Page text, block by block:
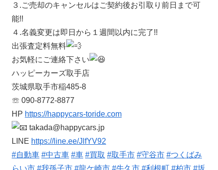
３.ご売却のキャンセルはご契約後お引取り前日まで可
能!!
４.名義変更は即日から１週間以内に完了!!
出張査定料無料
お気軽にご連絡下さい
ハッピーカーズ取手店
茨城県取手市稲485-8
☏ 090-8772-8877
HP https://happycars-toride.com
takada@happycars.jp
LINE https://line.ee/JlfYV92
#自動車 #中古車 #車 #買取 #取手市 #守谷市 #つくばみ
らい市 #我孫子市 #龍ケ崎市 #牛久市 #利根町 #柏市 #坂